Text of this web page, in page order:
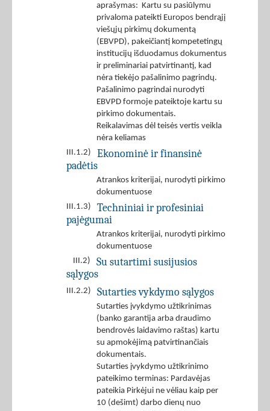
aprašymas: Kartu su pasiūlymu
privaloma pateikti Europos bendrąjį
viešųjų pirkimų dokumentą
(EBVPD), pakeičiantį kompetetingų
institucijų išduodamus dokumentus
ir preliminariai patvirtinantį, kad
nėra tiekėjo pašalinimo pagrindų.
Pašalinimo pagrindai nurodyti
EBVPD formoje pateiktoje kartu su
pirkimo dokumentais.
Reikalavimas dėl teisės vertis veikla
nėra keliamas
III.1.2)
Ekonominė ir finansinė
padėtis
Atrankos kriterijai, nurodyti pirkimo
dokumentuose
III.1.3)
Techniniai ir profesiniai
pajėgumai
Atrankos kriterijai, nurodyti pirkimo
dokumentuose
III.2)
Su sutartimi susijusios
sąlygos
III.2.2) Sutarties vykdymo sąlygos
Sutarties įvykdymo užtikrinimas
(banko garantija arba draudimo
bendrovės laidavimo raštas) kartu
su apmokėjimą patvirtinančiais
dokumentais.
Sutarties įvykdymo užtikrinimo
pateikimo terminas: Pardavėjas
pateikia Pirkėjui ne vėliau kaip per
10 (dešimt) darbo dienų nuo